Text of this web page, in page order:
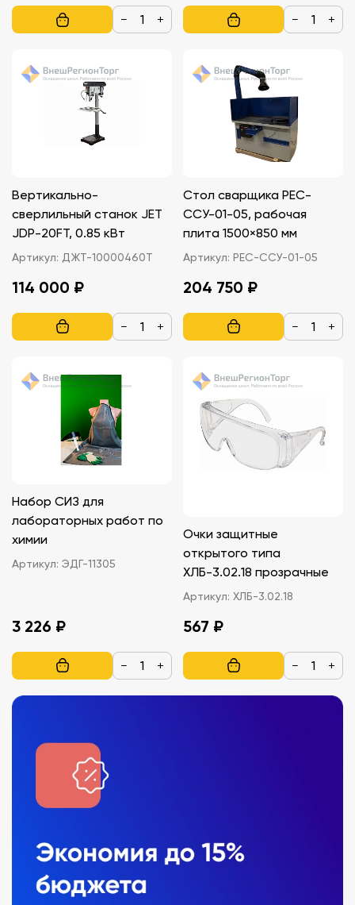
− + − +
Вертикально-
сверлильный станок JET
JDP-20FT, 0.85 кВт
Артикул: ДЖТ-10000460T
114 000 ₽
− +
Стол сварщика РЕС-
ССУ-01-05, рабочая
плита 1500×850 мм
Артикул: РЕС-ССУ-01-05
204 750 ₽
− +
Набор СИЗ для
лабораторных работ по
химии
Артикул: ЭДГ-11305
3 226 ₽
− +
Очки защитные
открытого типа
ХЛБ-3.02.18 прозрачные
Артикул: ХЛБ-3.02.18
567 ₽
− +